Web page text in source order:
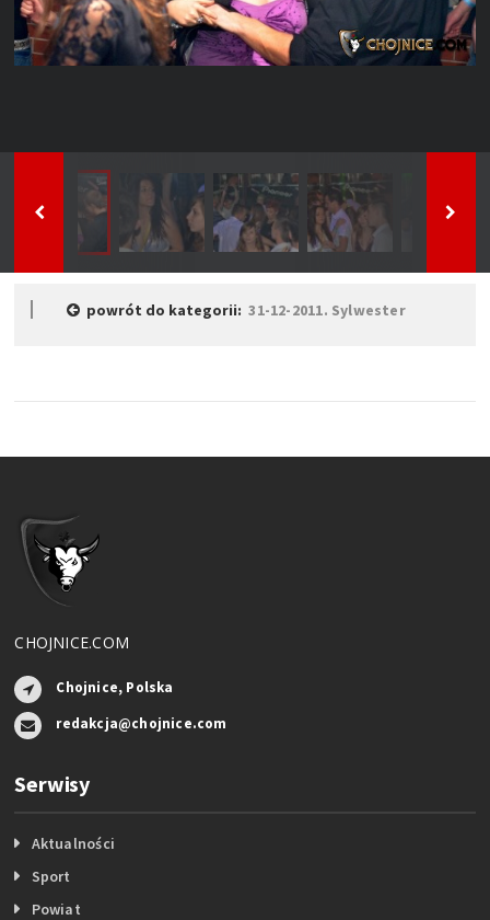
powrót do kategorii:31-12-2011. Sylwester
CHOJNICE.COM
Chojnice, Polska
redakcja@chojnice.com
Serwisy
Aktualności
Sport
Powiat